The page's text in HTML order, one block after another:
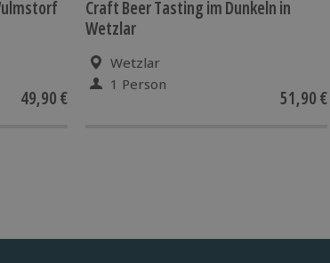
49,90 €
Craft Beer Tasting im Dunkeln in
Wetzlar
Wetzlar
1 Person
51,90 €